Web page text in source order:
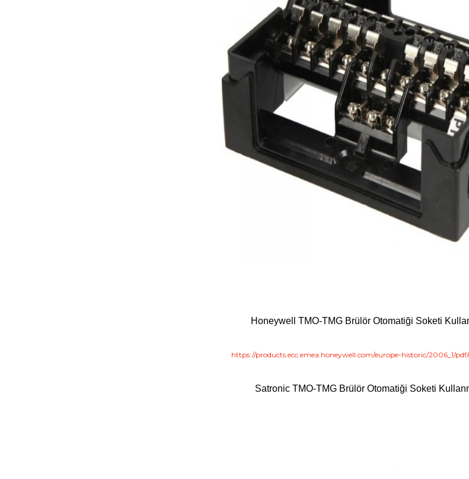
Honeywell TMO-TMG Brülör Otomatiği Soketi
https://products.ecc.emea.honeywell.com/europe-historic/2006_1/
Satronic TMO-TMG Brülör Otomatiği Soketi